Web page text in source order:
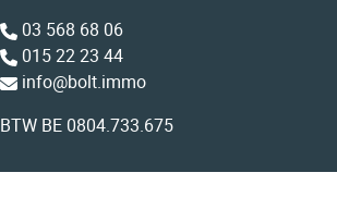
03 568 68 06
015 22 23 44
info@bolt.immo
BTW BE 0804.733.675